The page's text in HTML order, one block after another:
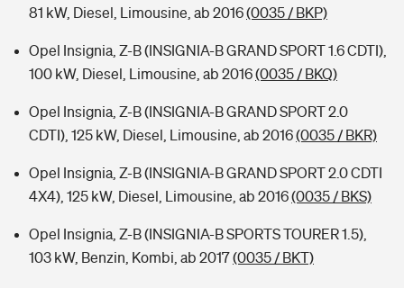
81 kW, Diesel, Limousine, ab 2016(0035 / BKP)
Opel Insignia, Z-B (INSIGNIA-B GRAND SPORT 1.6 CDTI),
100 kW, Diesel, Limousine, ab 2016(0035 / BKQ)
Opel Insignia, Z-B (INSIGNIA-B GRAND SPORT 2.0
CDTI), 125 kW, Diesel, Limousine, ab 2016(0035 / BKR)
Opel Insignia, Z-B (INSIGNIA-B GRAND SPORT 2.0 CDTI
4X4), 125 kW, Diesel, Limousine, ab 2016(0035 / BKS)
Opel Insignia, Z-B (INSIGNIA-B SPORTS TOURER 1.5),
103 kW, Benzin, Kombi, ab 2017(0035 / BKT)